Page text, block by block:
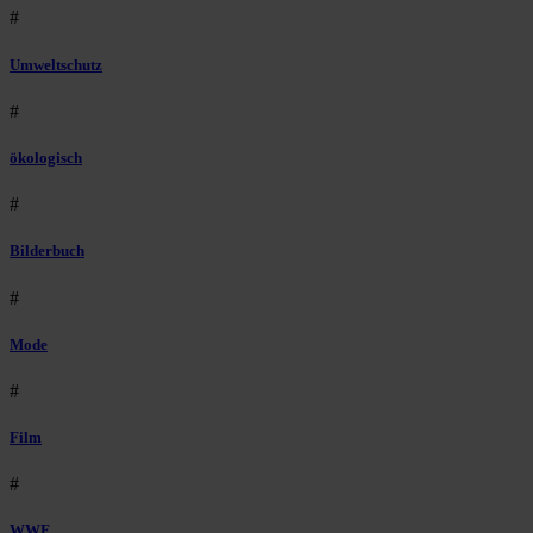
#
Umweltschutz
#
ökologisch
#
Bilderbuch
#
Mode
#
Film
#